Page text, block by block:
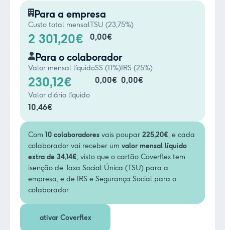
Para a empresa
Custo total mensal
2 301,20€
TSU (23,75%)
0,00€
Para o colaborador
Valor mensal líquido
230,12€
SS (11%)
0,00€
IRS (25%)
0,00€
Valor diário líquido
10,46€
Com 10 colaboradores vais poupar 225,20€, e cada
colaborador vai receber um valor mensal líquido
extra de 34,14€, visto que o cartão Coverflex tem
isenção de Taxa Social Única (TSU) para a
empresa, e de IRS e Segurança Social para o
colaborador.
ativar Coverflex